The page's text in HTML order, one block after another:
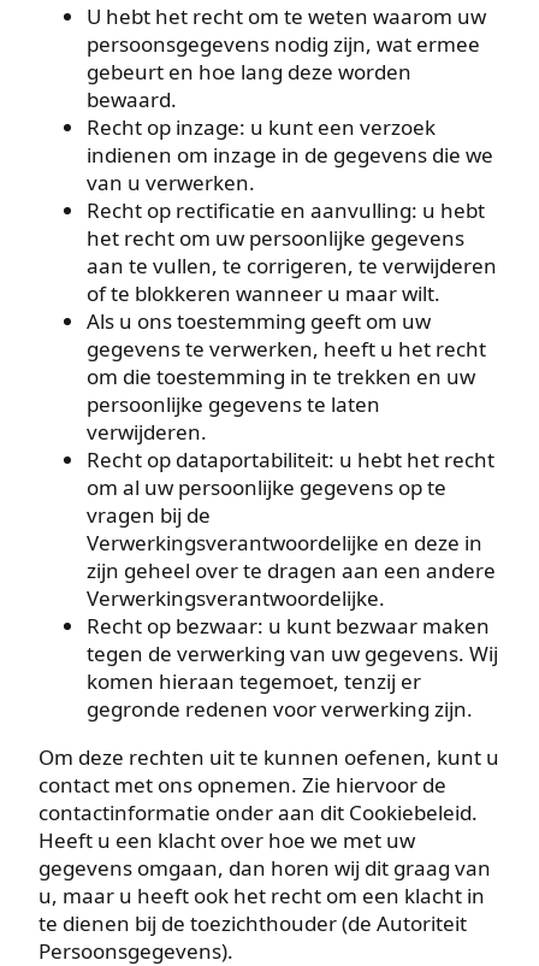
U hebt het recht om te weten waarom uw
persoonsgegevens nodig zijn, wat ermee
gebeurt en hoe lang deze worden
bewaard.
Recht op inzage: u kunt een verzoek
indienen om inzage in de gegevens die we
van u verwerken.
Recht op rectificatie en aanvulling: u hebt
het recht om uw persoonlijke gegevens
aan te vullen, te corrigeren, te verwijderen
of te blokkeren wanneer u maar wilt.
Als u ons toestemming geeft om uw
gegevens te verwerken, heeft u het recht
om die toestemming in te trekken en uw
persoonlijke gegevens te laten
verwijderen.
Recht op dataportabiliteit: u hebt het recht
om al uw persoonlijke gegevens op te
vragen bij de
Verwerkingsverantwoordelijke en deze in
zijn geheel over te dragen aan een andere
Verwerkingsverantwoordelijke.
Recht op bezwaar: u kunt bezwaar maken
tegen de verwerking van uw gegevens. Wij
komen hieraan tegemoet, tenzij er
gegronde redenen voor verwerking zijn.
Om deze rechten uit te kunnen oefenen, kunt u
contact met ons opnemen. Zie hiervoor de
contactinformatie onder aan dit Cookiebeleid.
Heeft u een klacht over hoe we met uw
gegevens omgaan, dan horen wij dit graag van
u, maar u heeft ook het recht om een klacht in
te dienen bij de toezichthouder (de Autoriteit
Persoonsgegevens).